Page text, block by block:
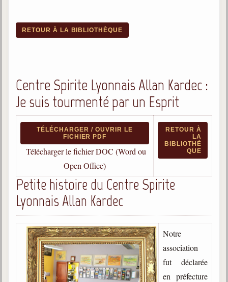
RETOUR À LA BIBLIOTHÈQUE
Centre Spirite Lyonnais Allan Kardec :
Je suis tourmenté par un Esprit
TÉLÉCHARGER / OUVRIR LE
FICHIER PDF
Télécharger le fichier DOC (Word ou
Open Office)
RETOUR À
LA
BIBLIOTHÈ
QUE
Petite histoire du Centre Spirite
Lyonnais Allan Kardec
Notre
association
fut déclarée
en préfecture